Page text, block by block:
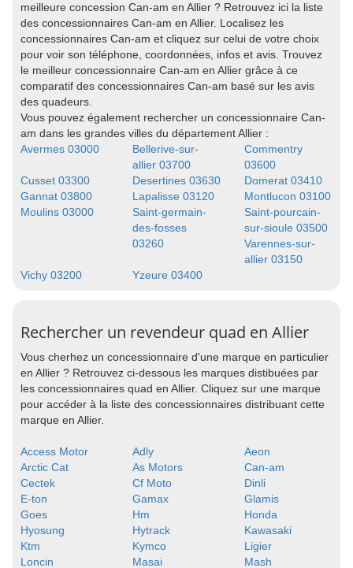
meilleure concession Can-am en Allier ? Retrouvez ici la liste
des concessionnaires Can-am en Allier. Localisez les
concessionnaires Can-am et cliquez sur celui de votre choix
pour voir son téléphone, coordonnées, infos et avis. Trouvez
le meilleur concessionnaire Can-am en Allier grâce à ce
comparatif des concessionnaires Can-am basé sur les avis
des quadeurs.
Vous pouvez également rechercher un concessionnaire Can-
am dans les grandes villes du département Allier :
Avermes 03000
Bellerive-sur-
allier 03700
Commentry
03600
Cusset 03300
Desertines 03630
Domerat 03410
Gannat 03800
Lapalisse 03120
Montlucon 03100
Moulins 03000
Saint-germain-
des-fosses
03260
Saint-pourcain-
sur-sioule 03500
Varennes-sur-
allier 03150
Vichy 03200
Yzeure 03400
Rechercher un revendeur quad en Allier
Vous cherhez un concessionnaire d'une marque en particulier
en Allier ? Retrouvez ci-dessous les marques distibuées par
les concessionnaires quad en Allier. Cliquez sur une marque
pour accéder à la liste des concessionnaires distribuant cette
marque en Allier.
Access Motor Adly
Aeon
Arctic Cat
As Motors
Can-am
Cectek
Cf Moto
Dinli
E-ton
Gamax
Glamis
Goes
Hm
Honda
Hyosung
Hytrack
Kawasaki
Ktm
Kymco
Ligier
Loncin
Masai Mash